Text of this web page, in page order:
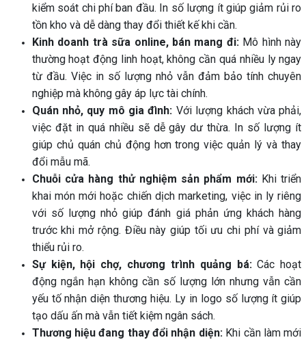
kiểm soát chi phí ban đầu. In số lượng ít giúp giảm rủi ro
tồn kho và dễ dàng thay đổi thiết kế khi cần.
Kinh doanh trà sữa online, bán mang đi:Mô hình này
thường hoạt động linh hoạt, không cần quá nhiều ly ngay
từ đầu. Việc in số lượng nhỏ vẫn đảm bảo tính chuyên
nghiệp mà không gây áp lực tài chính.
Quán nhỏ, quy mô gia đình: Với lượng khách vừa phải,
việc đặt in quá nhiều sẽ dễ gây dư thừa. In số lượng ít
giúp chủ quán chủ động hơn trong việc quản lý và thay
đổi mẫu mã.
Chuỗi cửa hàng thử nghiệm sản phẩm mới:Khi triển
khai món mới hoặc chiến dịch marketing, việc in ly riêng
với số lượng nhỏ giúp đánh giá phản ứng khách hàng
trước khi mở rộng. Điều này giúp tối ưu chi phí và giảm
thiểu rủi ro.
Sự kiện, hội chợ, chương trình quảng bá:Các hoạt
động ngắn hạn không cần số lượng lớn nhưng vẫn cần
yếu tố nhận diện thương hiệu. Ly in logo số lượng ít giúp
tạo dấu ấn mà vẫn tiết kiệm ngân sách.
Thương hiệu đang thay đổi nhận diện:Khi cần làm mới